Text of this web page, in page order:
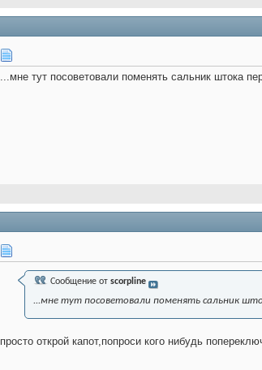
...мне тут посоветовали поменять сальник штока
Сообщение от scorpline
...мне тут посоветовали поменять сальник
просто открой капот,попроси кого нибудь